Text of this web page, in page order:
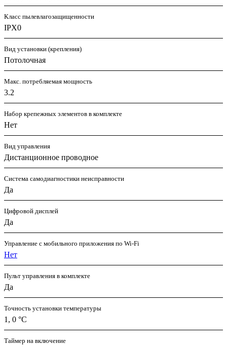
Класс пылевлагозащищенности
IPX0
Вид установки (крепления)
Потолочная
Макс. потребляемая мощность
3.2
Набор крепежных элементов в комплекте
Нет
Вид управления
Дистанционное проводное
Система самодиагностики неисправности
Да
Цифровой дисплей
Да
Управление c мобильного приложения по Wi-Fi
Нет
Пульт управления в комплекте
Да
Точность установки температуры
1, 0 °С
Таймер на включение